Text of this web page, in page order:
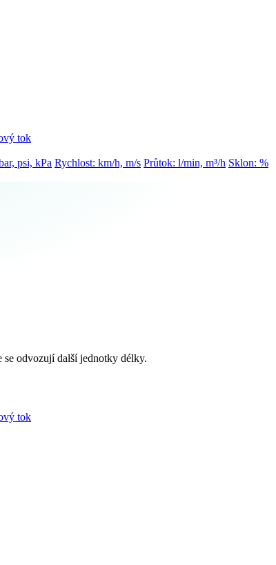
tok
psi, kPa Rychlost: km/h, m/s Průtok: l/min, m³/h Sklon: %
se odvozují další jednotky délky.
tok